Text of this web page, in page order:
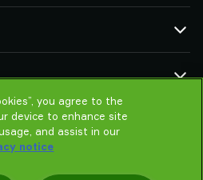
Of Arm Tooling (EOAT)
Schüttgut
you agree to the
device to enhance site
and assist in our
notice